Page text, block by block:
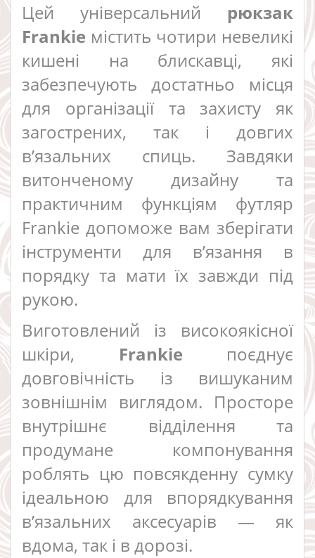
Цей універсальний рюкзак
Frankie містить чотири невеликі
кишені на блискавці, які
забезпечують достатньо місця
для організації та захисту як
загострених, так і довгих
в’язальних спиць. Завдяки
витонченому дизайну та
практичним функціям футляр
Frankie допоможе вам зберігати
інструменти для в’язання в
порядку та мати їх завжди під
рукою.
Виготовлений із високоякісної
шкіри, Frankie поєднує
довговічність із вишуканим
зовнішнім виглядом. Просторе
внутрішнє відділення та
продумане компонування
роблять цю повсякденну сумку
ідеальною для впорядкування
в’язальних аксесуарів — як
вдома, так і в дорозі.